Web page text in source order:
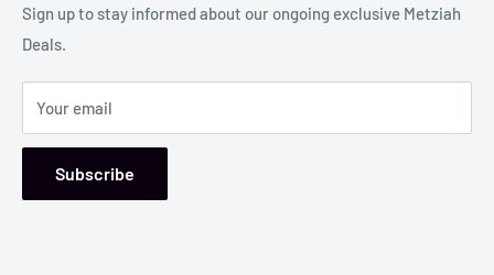
Return Policy
Sign up to stay informed about our ongoing exclusive Metziah
Deals.
Your email
Subscribe